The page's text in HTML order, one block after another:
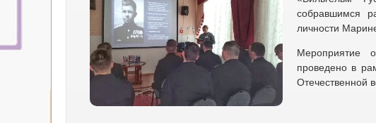
собравшимся
личности
Мероприятие
проведено в
Отечественной